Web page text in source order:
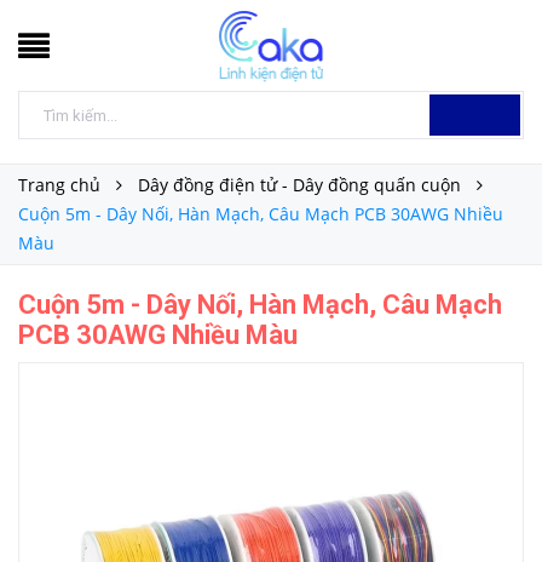
Trang chủ
Dây đồng điện tử - Dây đồng quấn cuộn
Cuộn 5m - Dây Nối, Hàn Mạch, Câu Mạch PCB 30AWG Nhiều
Màu
Cuộn 5m - Dây Nối, Hàn Mạch, Câu Mạch
PCB 30AWG Nhiều Màu